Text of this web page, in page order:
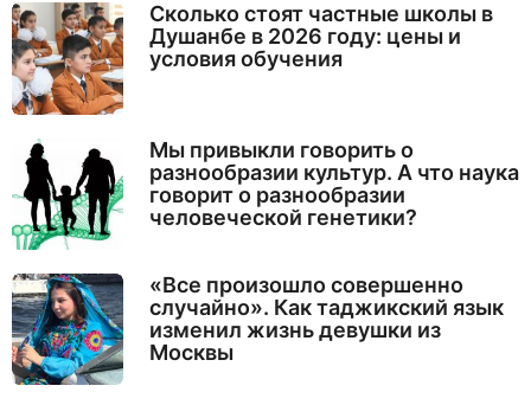
Сколько стоят частные школы в
Душанбе в 2026 году: цены и
условия обучения
Мы привыкли говорить о
разнообразии культур. А что наука
говорит о разнообразии
человеческой генетики?
«Все произошло совершенно
случайно». Как таджикский язык
изменил жизнь девушки из
Москвы